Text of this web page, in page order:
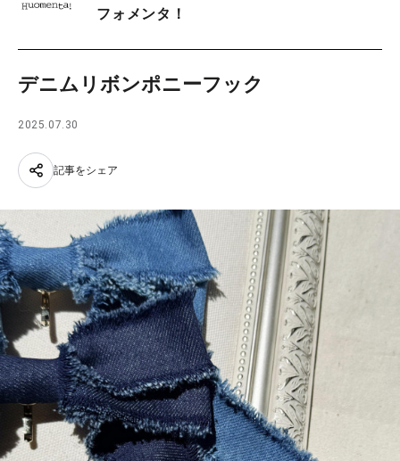
TAX FREE
日本語 フォメンタ！
デニムリボンポニーフック
2025.07.30
記事をシェア